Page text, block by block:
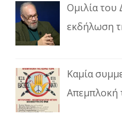
Ομιλία του
εκδήλωση
Καμία
Απεμπλοκή